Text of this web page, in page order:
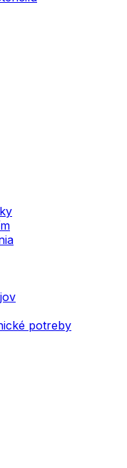
potreby